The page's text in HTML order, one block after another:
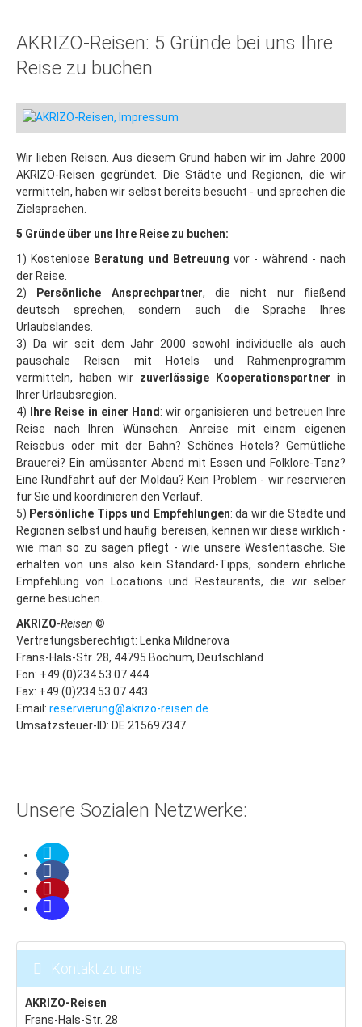
Kontakt: Ihre Reise-Anfrage
Kontakt: Ihre Reise-Angebote
Städte
Prag: Insider-Tipps
Hotel-Tipps
Lastminute
Budapest: Insider-Tipps
Essen in Budapest
Budapest: Lastminute
Ostern
Wintersport
Tschechien
Riesengebirge
Last Minute
Hotel-Tipps
Harrachov
Spindlmühle
Pec pod Snezkou
Last Minute
Ramsova
Mala Moravka
Cernohorske Sedlo (2)
Erzgebirge
Hotel-Tipps
Böhmerwald
AKRIZO-Reisen: 5 Gründe bei uns Ihre
Reise zu buchen
Wir lieben Reisen. Aus diesem Grund haben wir im Jahre 2000
AKRIZO-Reisen gegründet. Die Städte und Regionen, die wir
vermitteln, haben wir selbst bereits besucht - und sprechen die
Zielsprachen.
5 Gründe über uns Ihre Reise zu buchen:
1) Kostenlose Beratung und Betreuung vor - während - nach
der Reise.
2)
Persönliche Ansprechpartner, die nicht nur fließend
deutsch sprechen, sondern auch die Sprache Ihres
Urlaubslandes.
3) Da wir seit dem Jahr 2000 sowohl individuelle als auch
pauschale Reisen mit Hotels und Rahmenprogramm
vermitteln, haben wir zuverlässige Kooperationspartner in
Ihrer Urlaubsregion.
4)
Ihre Reise in einer Hand : wir organisieren und betreuen Ihre
Reise nach Ihren Wünschen. Anreise mit einem eigenen
Reisebus oder mit der Bahn? Schönes Hotels? Gemütliche
Brauerei? Ein amüsanter Abend mit Essen und Folklore-Tanz?
Eine Rundfahrt auf der Moldau? Kein Problem - wir reservieren
für Sie und koordinieren den Verlauf.
5) Persönliche Tipps und Empfehlungen: da wir die Städte und
Regionen selbst und häufig bereisen, kennen wir diese wirklich -
wie man so zu sagen pflegt - wie unsere Westentasche. Sie
erhalten von uns also kein Standard-Tipps, sondern ehrliche
Empfehlung von Locations und Restaurants, die wir selber
gerne besuchen.
AKRIZO-Reisen ©
Vertretungsberechtigt: Lenka Mildnerova
Frans-Hals-Str. 28, 44795 Bochum, Deutschland
Fon: +49 (0)234 53 07 444
Fax: +49 (0)234 53 07 443
Email: reservierung@akrizo-reisen.de
Umsatzsteuer-ID: DE 215697347
Unsere Sozialen Netzwerke:
Kontakt zu uns
AKRIZO-Reisen
Frans-Hals-Str. 28